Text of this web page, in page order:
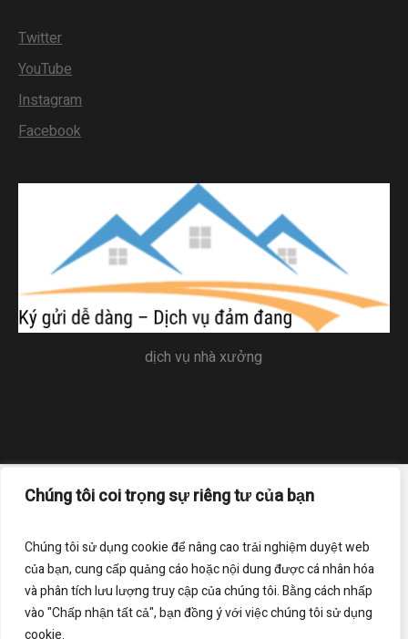
Chúng tôi coi trọng sự riêng tư của bạn
Chúng tôi sử dụng cookie để nâng cao trải nghiệm duyệt web
của bạn, cung cấp quảng cáo hoặc nội dung được cá nhân hóa
và phân tích lưu lượng truy cập của chúng tôi. Bằng cách nhấp
vào "Chấp nhận tất cả", bạn đồng ý với việc chúng tôi sử dụng
cookie.
Twitter
YouTube
Instagram
Facebook
dịch vụ nhà xưởng
Trang chủ Liên hệ
Điều khoản sử dụng
Đăng ký nhận bản tin của chúng tôi